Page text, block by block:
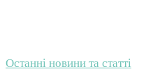
Останні новини та статті